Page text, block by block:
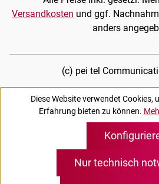
Versandkosten und ggf.
anders
(c) pei tel
Diese Website verwendet Cookies,
Erfahrung bieten zu können.
Nur technisch